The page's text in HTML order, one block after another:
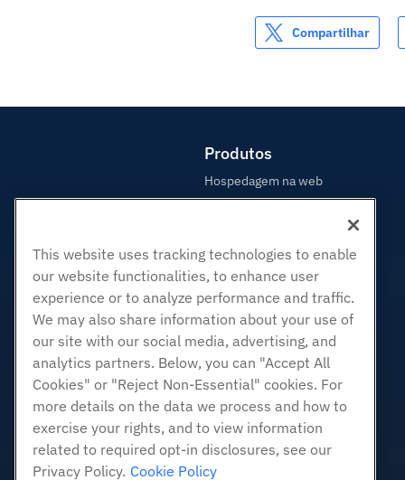
Compartilhar
Produtos
Hospedagem na web
Revendedor com etiqueta em
branco
Linux gerenciado VPS
Linux não gerenciado VPS
Janelas gerenciadas VPS
Windows não gerenciado VPS
Servidores de nuvem
Balanceadores de carga
Armazenamento em Bloco
Armazenamento de Objetos
This website uses tracking technologies to enable
our website functionalities, to enhance user
experience or to analyze performance and traffic.
We may also share information about your use of
our site with our social media, advertising, and
analytics partners. Below, you can "Accept All
Cookies" or "Reject Non-Essential" cookies. For
more details on the data we process and how to
exercise your rights, and to view information
related to required opt-in disclosures, see our
Privacy Policy. Cookie Policy